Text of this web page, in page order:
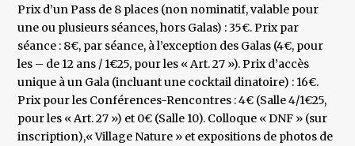
Prix d’un Pass de 8 places (non nominatif, valable pour
une ou plusieurs séances, hors Galas) : 35€. Prix par
séance : 8€, par séance, à l’exception des Galas (4€, pour
les – de 12 ans / 1€25, pour les « Art. 27 »). Prix d’accès
unique à un Gala (incluant une cocktail dinatoire) : 16€.
Prix pour les Conférences-Rencontres : 4€ (Salle 4/1€25,
pour les « Art. 27 ») et 0€ (Salle 10). Colloque « DNF » (sur
inscription),« Village Nature » et expositions de photos de